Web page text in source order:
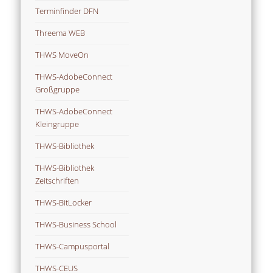
Terminfinder DFN
Threema WEB
THWS MoveOn
THWS-AdobeConnect
Großgruppe
THWS-AdobeConnect
Kleingruppe
THWS-Bibliothek
THWS-Bibliothek
Zeitschriften
THWS-BitLocker
THWS-Business School
THWS-Campusportal
THWS-CEUS